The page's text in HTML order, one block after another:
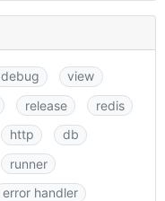
debug
view
release
redis
http
db
runner
error handler